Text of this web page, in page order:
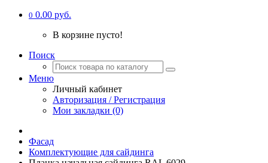
0 0.00 руб.
В корзине пусто!
Поиск
Меню
Личный кабинет
Авторизация / Регистрация
Мои закладки (0)
Фасад
Комплектующие для сайдинга